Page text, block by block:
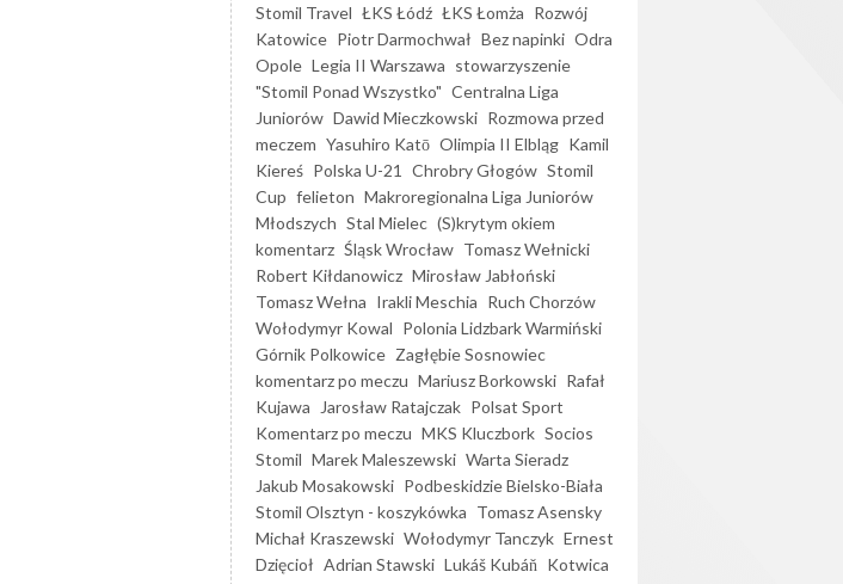
Stomil Travel ŁKS Łódź ŁKS Łomża Rozwój
Katowice Piotr Darmochwał Bez napinki Odra
Opole Legia II Warszawa stowarzyszenie
"Stomil Ponad Wszystko" Centralna Liga
Juniorów Dawid Mieczkowski Rozmowa przed
meczem Yasuhiro Katō Olimpia II Elbląg Kamil
Kiereś Polska U-21 Chrobry Głogów Stomil
Cup felieton Makroregionalna Liga Juniorów
Młodszych Stal Mielec (S)krytym okiem
komentarz Śląsk Wrocław Tomasz Wełnicki
Robert Kiłdanowicz Mirosław Jabłoński
Tomasz Wełna Irakli Meschia Ruch Chorzów
Wołodymyr Kowal Polonia Lidzbark Warmiński
Górnik Polkowice Zagłębie Sosnowiec
komentarz po meczu Mariusz Borkowski Rafał
Kujawa
Jarosław Ratajczak Polsat Sport
Komentarz po meczu MKS Kluczbork Socios
Stomil Marek Maleszewski Warta Sieradz
Jakub Mosakowski Podbeskidzie Bielsko-Biała
Stomil Olsztyn - koszykówka Tomasz Asensky
Michał Kraszewski Wołodymyr Tanczyk Ernest
Dzięcioł Adrian Stawski Lukáš Kubáň Kotwica